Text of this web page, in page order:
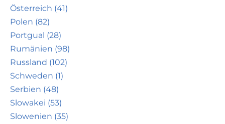
Österreich (41)
Polen (82)
Portgual (28)
Rumänien (98)
Russland (102)
Schweden (1)
Serbien (48)
Slowakei (53)
Slowenien (35)